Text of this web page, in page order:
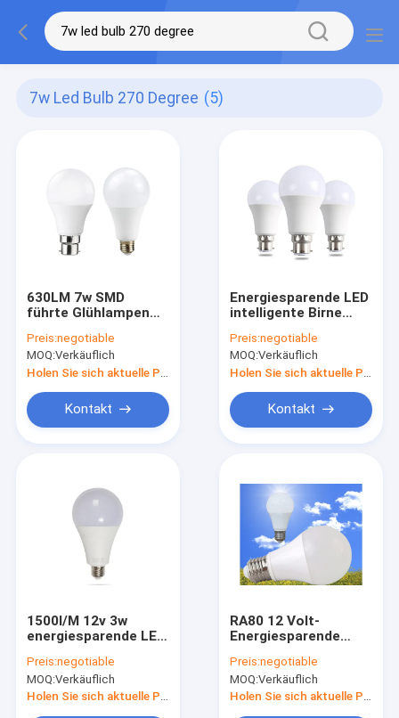
7w Led Bulb 270 Degree (5)
630LM 7w SMD
führte Glühlampen
Innenbeleuchtung
Preis:negotiable
MOQ:Verkäuflich
Kontakt
Energiesparende LED
intelligente Birne
270 Grad-E14
Preis:negotiable
MOQ:Verkäuflich
Kontakt
1500l/M 12v 3w
energiesparende LED
Glühlampen Birnen-
6500K B22
Preis:negotiable
MOQ:Verkäuflich
RA80 12 Volt-
Energiesparende
E27 B22 E26
Preis:negotiable
MOQ:Verkäuflich